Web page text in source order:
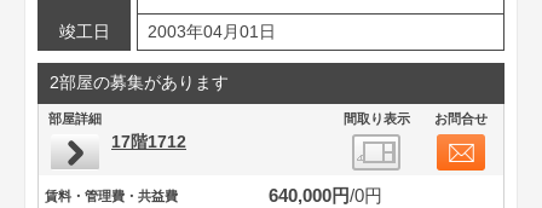
竣工日 2003年04月01日
2部屋の募集があります
部屋詳細 間取り表示 お問合せ
17階1712
賃料・管理費・共益費 640,000円 0円